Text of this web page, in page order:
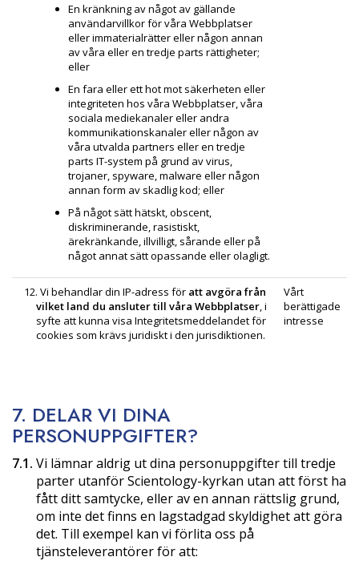
En kränkning av något av gällande
användarvillkor för våra Webbplatser
eller immaterialrätter eller någon annan
av våra eller en tredje parts rättigheter;
eller
En fara eller ett hot mot säkerheten eller
integriteten hos våra Webbplatser, våra
sociala mediekanaler eller andra
kommunikations­kanaler eller någon av
våra utvalda partners eller en tredje
parts IT-system på grund av virus,
trojaner, spyware, malware eller någon
annan form av skadlig kod; eller
På något sätt hätskt, obscent,
diskriminerande, rasistiskt,
ärekränkande, illvilligt, sårande eller på
något annat sätt opassande eller olagligt.
12. Vi behandlar din IP-adress för att avgöra från
vilket land du ansluter till våra Webbplatser, i
syfte att kunna visa Integritetsmeddelandet för
cookies som krävs juridiskt i den jurisdiktionen.
Vårt
berättigade
intresse
7. DELAR VI DINA
PERSONUPPGIFTER?
7.1. Vi lämnar aldrig ut dina personuppgifter till tredje
parter utanför Scientology-kyrkan utan att först ha
fått ditt samtycke, eller av en annan rättslig grund,
om inte det finns en lagstadgad skyldighet att göra
det. Till exempel kan vi förlita oss på
tjänsteleverantörer för att: